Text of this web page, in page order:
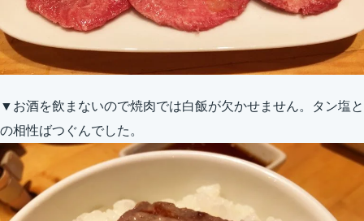
▼お酒を飲まないので焼肉では白飯が欠かせません。タン塩と
の相性ばつぐんでした。